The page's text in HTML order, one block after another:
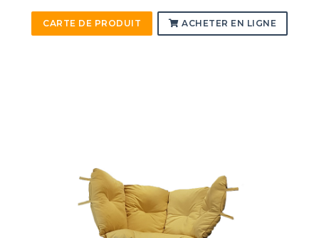
CARTE DE PRODUIT ACHETER EN LIGNE